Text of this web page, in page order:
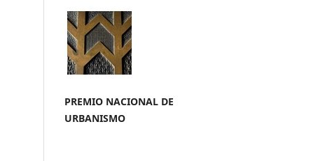
PREMIO NACIONAL DE
URBANISMO